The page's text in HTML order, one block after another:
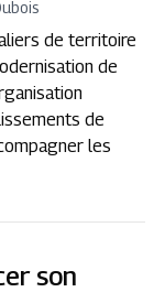
de territoire
de
de
les
son